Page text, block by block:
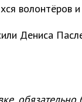
волонтёров
Дениса
обязательно